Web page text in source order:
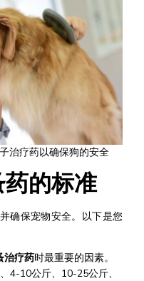
治疗药以确保狗的安全
的标准
确保宠物安全。以下是您
治疗药时最重要的因素。
4-10公斤、10-25公斤、